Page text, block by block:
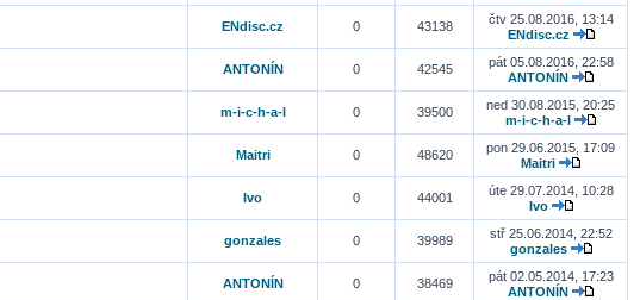
ENdisc.cz 0 43138
čtv 25.08.2016, 13:14
ENdisc.cz
ANTONÍN 0 42545
pát 05.08.2016, 22:58
ANTONÍN
m-i-c-h-a-l 0 39500
ned 30.08.2015, 20:25
m-i-c-h-a-l
Maitri 0 48620
pon 29.06.2015, 17:09
Maitri
Ivo 0 44001
úte 29.07.2014, 10:28
Ivo
gonzales 0 39989
stř 25.06.2014, 22:52
gonzales
ANTONÍN 0 38469
pát 02.05.2014, 17:23
ANTONÍN